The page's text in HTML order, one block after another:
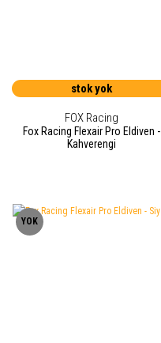
stok yok
FOX Racing
Fox Racing Flexair Pro Eldiven -
Kahverengi
YOK